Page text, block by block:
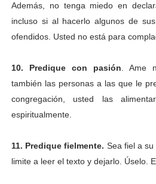
Además, no tenga miedo en
incluso si al hacerlo algunos de
ofendidos. Usted no está para
10. Predique con pasión . Ame
también las personas a las que le
congregación, usted las
espiritualmente.
11. Predique fielmente. Sea fiel a
limite a leer el texto y dejarlo. Úselo.